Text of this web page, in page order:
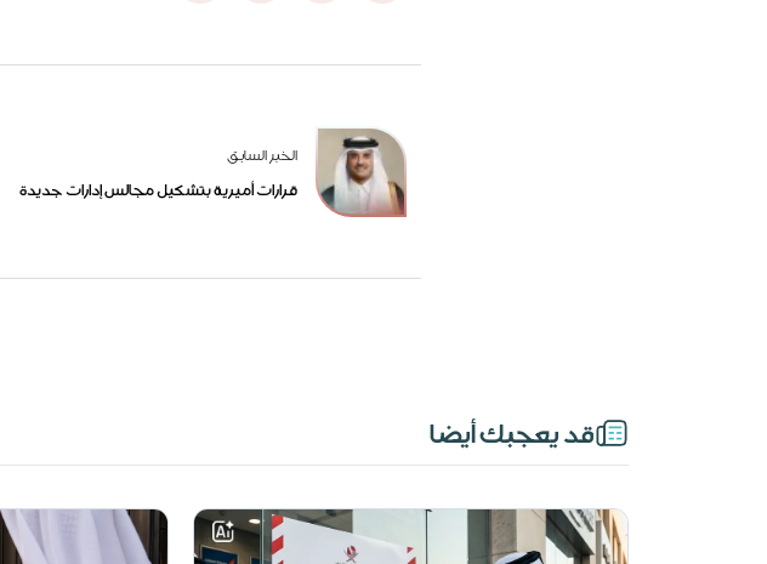
الخبر السابق
قرارات أميرية بتشكيل مجالس إدارات جديدة
قد يعجبك أيضا